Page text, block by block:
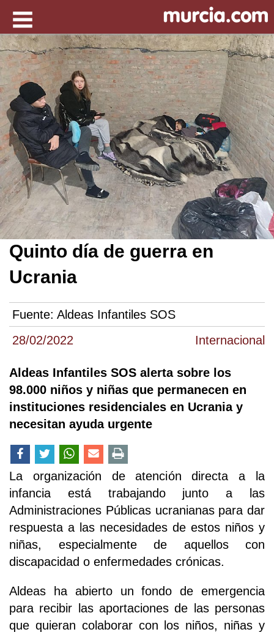
28/02/2022 Internacional
Quinto día de guerra en
Ucrania
Fuente: Aldeas Infantiles SOS
Aldeas Infantiles SOS alerta sobre los
98.000 niños y niñas que permanecen en
instituciones residenciales en Ucrania y
necesitan ayuda urgente
La organización de atención directa a la
infancia está trabajando junto a las
Administraciones Públicas ucranianas para dar
respuesta a las necesidades de estos niños y
niñas, especialmente de aquellos con
discapacidad o enfermedades crónicas.
Aldeas ha abierto un fondo de emergencia
para recibir las aportaciones de las personas
que quieran colaborar con los niños, niñas y